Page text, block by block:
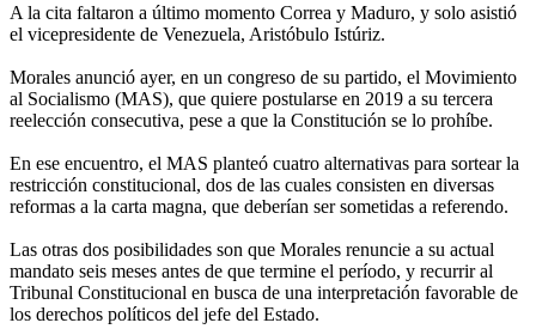
A la cita faltaron a último momento Correa y Maduro, y solo asistió
el vicepresidente de Venezuela, Aristóbulo Istúriz.
Morales anunció ayer, en un congreso de su partido, el Movimiento
al Socialismo (MAS), que quiere postularse en 2019 a su tercera
reelección consecutiva, pese a que la Constitución se lo prohíbe.
En ese encuentro, el MAS planteó cuatro alternativas para sortear la
restricción constitucional, dos de las cuales consisten en diversas
reformas a la carta magna, que deberían ser sometidas a referendo.
Las otras dos posibilidades son que Morales renuncie a su actual
mandato seis meses antes de que termine el período, y recurrir al
Tribunal Constitucional en busca de una interpretación favorable de
los derechos políticos del jefe del Estado.